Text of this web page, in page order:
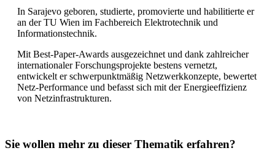
In Sarajevo geboren, studierte, promovierte und habilitierte er
an der TU Wien im Fachbereich Elektrotechnik und
Informationstechnik.
Mit Best-Paper-Awards ausgezeichnet und dank zahlreicher
internationaler Forschungsprojekte bestens vernetzt,
entwickelt er schwerpunktmäßig Netzwerkkonzepte, bewertet
Netz-Performance und befasst sich mit der Energieeffizienz
von Netzinfrastrukturen.
Sie wollen mehr zu dieser Thematik erfahren?